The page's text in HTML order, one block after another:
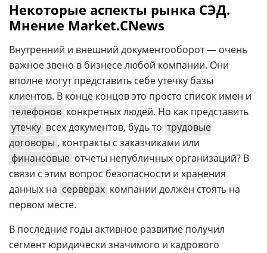
Некоторые аспекты рынка СЭД.
Мнение Market.CNews
Внутренний и внешний документооборот — очень
важное звено в бизнесе любой компании. Они
вполне могут представить себе утечку базы
клиентов. В конце концов это просто список имен и
телефонов конкретных людей. Но как представить
утечку всех документов, будь то трудовые
договоры , контракты с заказчиками или
финансовые отчеты непубличных организаций? В
связи с этим вопрос безопасности и хранения
данных на серверах компании должен стоять на
первом месте.
В последние годы активное развитие получил
сегмент юридически значимого и кадрового